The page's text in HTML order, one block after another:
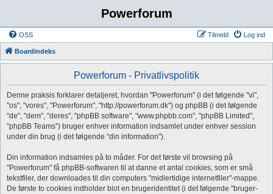
Powerforum
OSS Log ind
Tilmeld
Boardindeks
Powerforum - Privatlivspolitik
Denne praksis forklarer detaljeret, hvordan "Powerforum" (i det følgende "vi",
"os", "vores", "Powerforum", "http://powerforum.dk") og phpBB (i det følgende
"de", "dem", "deres", "phpBB software", "www.phpbb.com", "phpBB Limited",
"phpBB Teams") bruger enhver information indsamlet under enhver session
under din brug (i det følgende "din information").
Din information indsamles på to måder. For det første vil browsing på
"Powerforum" få phpBB-softwaren til at danne et antal cookies, som er små
tekstfiler, der downloades til din computers "midlertidige internetfiler"-mappe.
De første to cookies indholder blot en brugeridentitet (i det følgende "bruger-